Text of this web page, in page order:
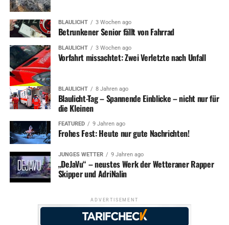
BLAULICHT 3 Wochen ago
Betrunkener Senior fällt von Fahrrad
BLAULICHT 3 Wochen ago
Vorfahrt missachtet: Zwei Verletzte nach Unfall
BLAULICHT 8 Jahren ago
Blaulicht-Tag – Spannende Einblicke – nicht nur für
die Kleinen
FEATURED 9 Jahren ago
Frohes Fest: Heute nur gute Nachrichten!
JUNGES WETTER 9 Jahren ago
„DeJaVu“ – neustes Werk der Wetteraner Rapper
Skipper und AdriNalin
ADVERTISEMENT